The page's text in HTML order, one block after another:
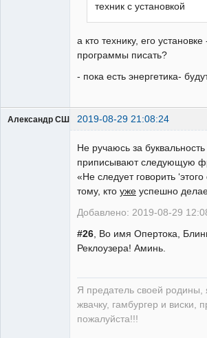
техник с установкой
а кто технику, его
программы писать?
- пока есть энергетика-
Александр США 2019-08-29 21:08:24
Не ручаюсь за
приписывают следующую
«Не следует говорить ‘этого
тому, кто уже успешно
Добавлено: 2019-08-29
#26 , Во имя Опертока,
Реклоузера! Аминь.
Я предатель своей родины,
жвачку, гамбургер и виски,
пожалуйста!!!